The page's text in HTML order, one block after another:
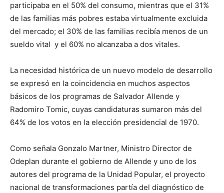
participaba en el 50% del consumo, mientras que el 31%
de las familias más pobres estaba virtualmente excluida
del mercado; el 30% de las familias recibía menos de un
sueldo vital y el 60% no alcanzaba a dos vitales.
La necesidad histórica de un nuevo modelo de desarrollo
se expresó en la coincidencia en muchos aspectos
básicos de los programas de Salvador Allende y
Radomiro Tomic, cuyas candidaturas sumaron más del
64% de los votos en la elección presidencial de 1970.
Como señala Gonzalo Martner, Ministro Director de
Odeplan durante el gobierno de Allende y uno de los
autores del programa de la Unidad Popular, el proyecto
nacional de transformaciones partía del diagnóstico de